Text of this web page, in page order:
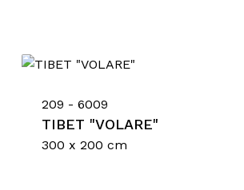
209 - 6009
TIBET "VOLARE"
300 x 200 cm